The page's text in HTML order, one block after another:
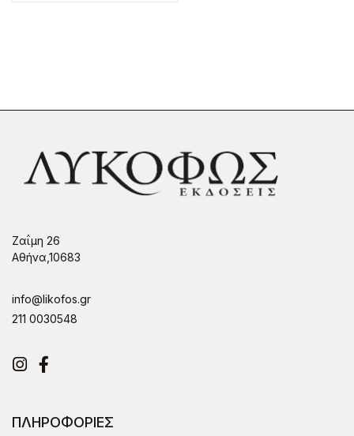
Ζαΐμη 26
Αθήνα,10683
info@likofos.gr
211 0030548
Instagram
Facebook
ΠΛΗΡΟΦΟΡΙΕΣ